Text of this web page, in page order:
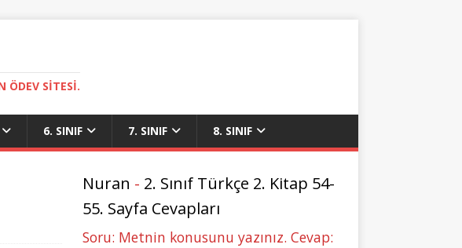
ÖDEV SITESI.
6. SINIF 7. SINIF 8. SINIF
Nuran - 2. Sınıf Türkçe 2. Kitap 54-
55. Sayfa Cevapları
Soru: Metnin konusunu yazınız. Cevap: